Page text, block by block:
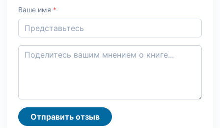
Ваше имя *
Отправить отзыв